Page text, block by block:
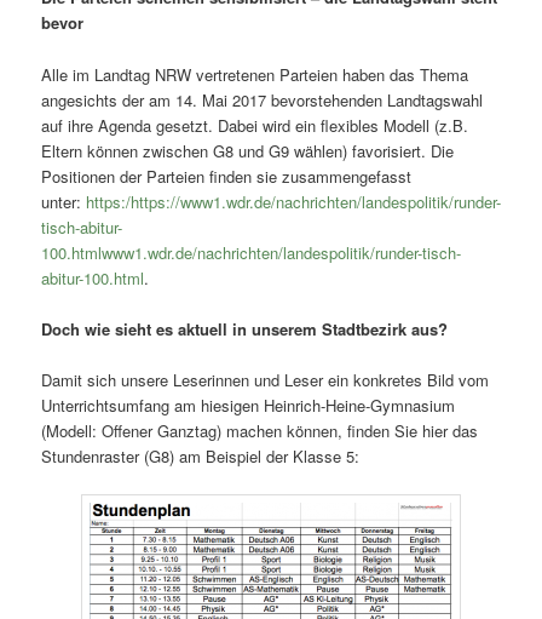
bevor
Alle im Landtag NRW vertretenen Parteien haben das Thema
angesichts der am 14. Mai 2017 bevorstehenden Landtagswahl
auf ihre Agenda gesetzt. Dabei wird ein flexibles Modell (z.B.
Eltern können zwischen G8 und G9 wählen) favorisiert. Die
Positionen der Parteien finden sie zusammengefasst
unter: https:/https://www1.wdr.de/nachrichten/landespolitik/runder-
tisch-abitur-
100.htmlwww1.wdr.de/nachrichten/landespolitik/runder-tisch-
abitur-100.html.
Doch wie sieht es aktuell in unserem Stadtbezirk aus?
Damit sich unsere Leserinnen und Leser ein konkretes Bild vom
Unterrichtsumfang am hiesigen Heinrich-Heine-Gymnasium
(Modell: Offener Ganztag) machen können, finden Sie hier das
Stundenraster (G8) am Beispiel der Klasse 5: